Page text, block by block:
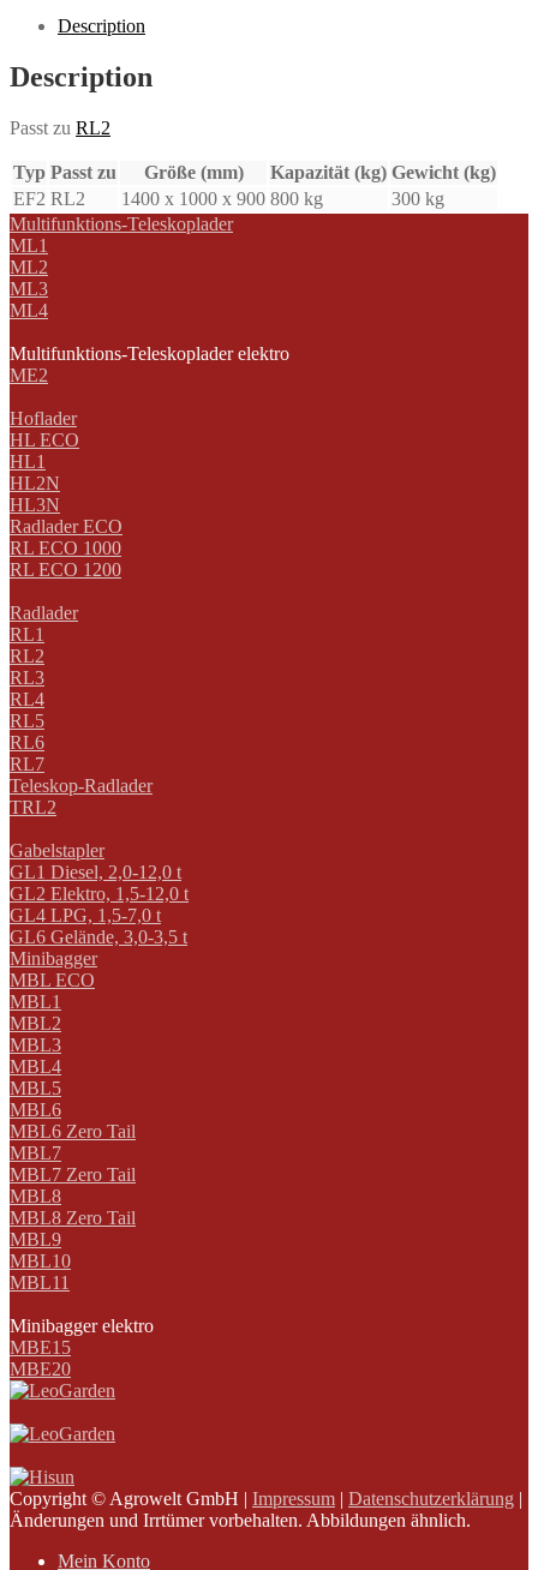
Description
Description
Passt zu RL2
Typ Passt zu Größe (mm) Kapazität (kg) Gewicht (kg)
EF2 RL2 1400 x 1000 x 900 800 kg
300 kg
Multifunktions-Teleskoplader
ML1
ML2
ML3
ML4
Multifunktions-Teleskoplader elektro
ME2
Hoflader
HL ECO
HL1
HL2N
HL3N
Radlader ECO
RL ECO 1000
RL ECO 1200
Radlader
RL1
RL2
RL3
RL4
RL5
RL6
RL7
Teleskop-Radlader
TRL2
Gabelstapler
GL1 Diesel, 2,0-12,0 t
GL2 Elektro, 1,5-12,0 t
GL4 LPG, 1,5-7,0 t
GL6 Gelände, 3,0-3,5 t
Minibagger
MBL ECO
MBL1
MBL2
MBL3
MBL4
MBL5
MBL6
MBL6 Zero Tail
MBL7
MBL7 Zero Tail
MBL8
MBL8 Zero Tail
MBL9
MBL10
MBL11
Minibagger elektro
MBE15
MBE20
Copyright © Agrowelt GmbH | Impressum | Datenschutzerklärung |
Änderungen und Irrtümer vorbehalten. Abbildungen ähnlich.
Mein Konto